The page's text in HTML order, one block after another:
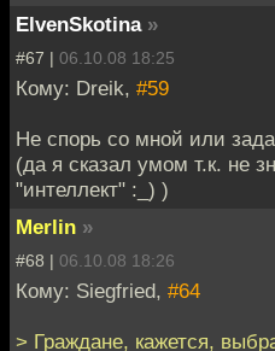
ElvenSkotina »
#67 | 06.10.08 18:25
Кому: Dreik, #59
Не спорь со мной или
(да я сказал умом т.к. не
"интеллект" :_) )
Merlin »
#68 | 06.10.08 18:26
Кому: Siegfried, #64
> Граждане, кажется,